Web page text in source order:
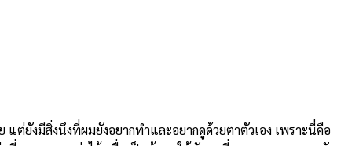
ต่ยังมีสิ่งนึงที่ผมยังอยากทำและอยากดูด้วยตาตัวเอง เพราะนี่คือ